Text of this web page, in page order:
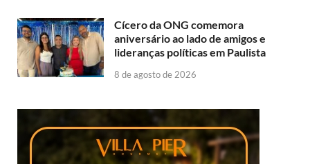
Cícero da ONG comemora
aniversário ao lado de amigos e
lideranças políticas em Paulista
8 de agosto de 2026